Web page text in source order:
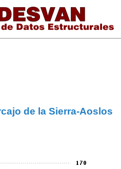
de la Sierra-Aoslos